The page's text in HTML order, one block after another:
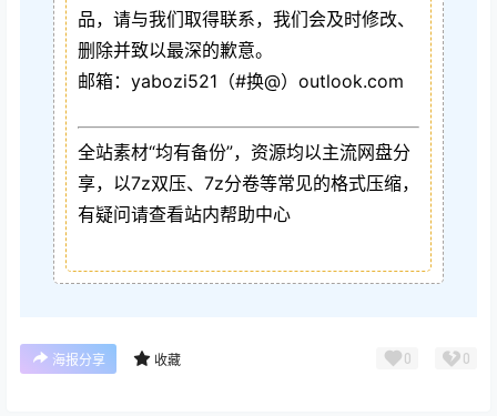
品，请与我们取得联系，我们会及时修改、
删除并致以最深的歉意。
邮箱：yabozi521（#换@）outlook.com
全站素材“均有备份”，资源均以主流网盘分
享，以7z双压、7z分卷等常见的格式压缩，
有疑问请查看站内帮助中心
海报分享 收藏 0 0